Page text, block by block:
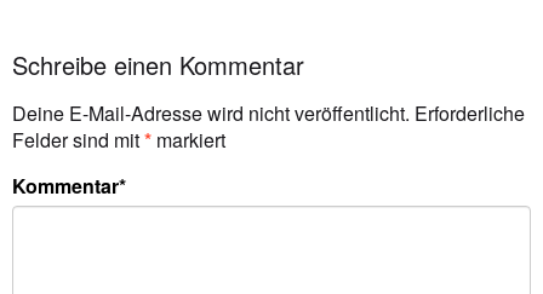
Schreibe einen Kommentar
Deine E-Mail-Adresse wird nicht veröffentlicht. Erforderliche
Felder sind mit* markiert